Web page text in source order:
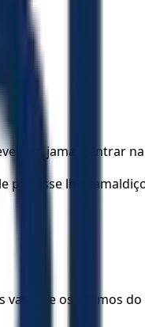
jamais entrar
pudesse lhes
e os dízimos do